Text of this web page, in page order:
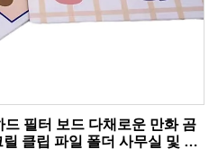
필터 보드 다채로운 만화 곰
클립 파일 폴더 사무실 및 학